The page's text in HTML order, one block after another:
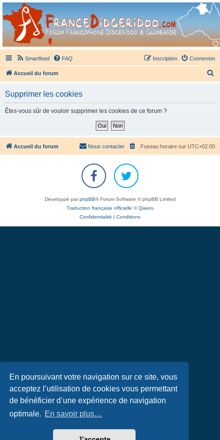
En poursuivant votre navigation sur ce site, vous
acceptez l’utilisation de cookies vous permettant
de bénéficier d’une expérience de navigation
optimale. En savoir plus…
France Didgeridoo
Didgeridoo et Guimbarde sur France Didgeridoo - retrouvez la communauté.
Smartfeed FAQ Connexion
Inscription
Accueil du forum
c
h
Supprimer les cookies
Êtes-vous sûr de vouloir supprimer les cookies de ce forum ?
Accueil du forum Fuseau horaire sur UTC+02:00
Nous contacter
Développé parphpBB® Forum Software © phpBB Limited
Traduction française officielle ©Qiaeru
Confidentialité
Conditions